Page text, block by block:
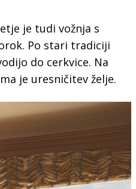
je tudi vožnja s
Po stari tradiciji
do cerkvice. Na
je uresničitev želje.